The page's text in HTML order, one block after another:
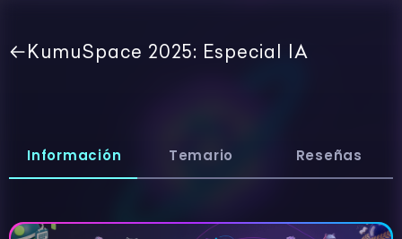
KumuSpace 2025: Especial IA
Información Temario Reseñas